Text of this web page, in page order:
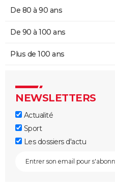
De 80 à 90 ans
De 90 à 100 ans
Plus de 100 ans
NEWSLETTERS
Actualité
Sport
Les dossiers d'actu